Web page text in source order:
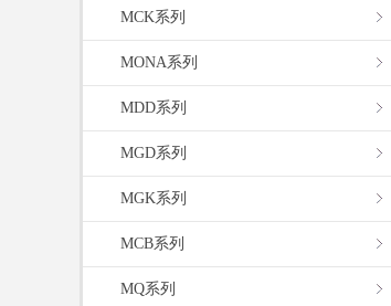
MCK系列
MONA系列
MDD系列
MGD系列
MGK系列
MCB系列
MQ系列